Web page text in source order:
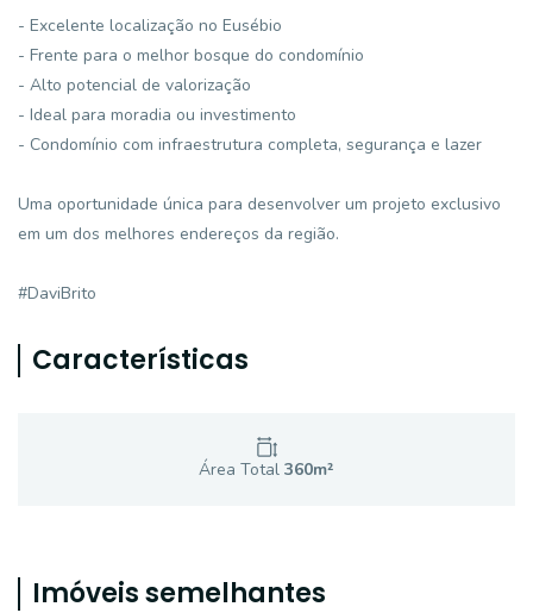
- Excelente localização no Eusébio
- Frente para o melhor bosque do condomínio
- Alto potencial de valorização
- Ideal para moradia ou investimento
- Condomínio com infraestrutura completa, segurança e lazer
Uma oportunidade única para desenvolver um projeto exclusivo
em um dos melhores endereços da região.
#DaviBrito
Características
Área Total 360m²
Imóveis semelhantes